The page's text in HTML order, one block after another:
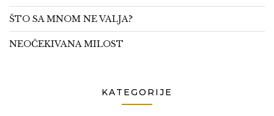
ŠTO SA MNOM NE VALJA?
NEOČEKIVANA MILOST
KATEGORIJE